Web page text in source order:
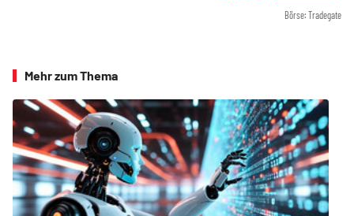
Börse: Tradegate
Mehr zum Thema